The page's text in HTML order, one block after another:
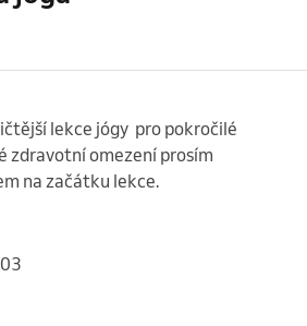
lekce jógy  pro pokročilé
zdravotní omezení prosím
na začátku lekce.